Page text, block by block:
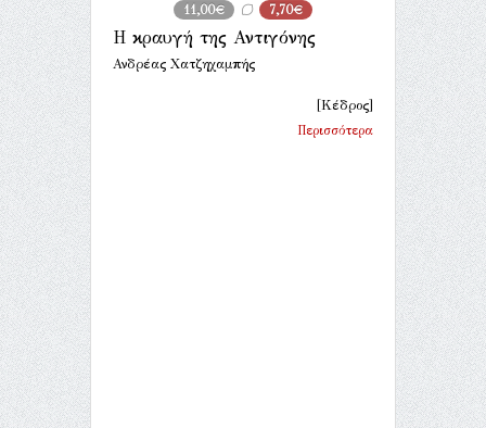
11,00€ 7,70€
Η κραυγή της Αντιγόνης
Ανδρέας Χατζηχαμπής
[Κέδρος]
Περισσότερα